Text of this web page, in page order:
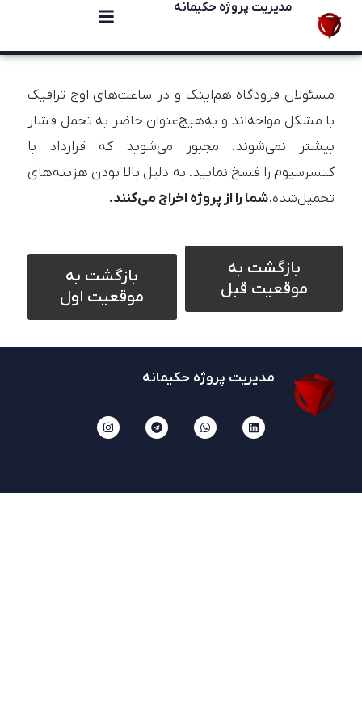
مدیریت پروژه حکیمانه
مسئولان فرودگاه هم‌اینک و در ساعت‌های اوج ترافیک
با مشکل مواجه‌اند و به‌هیچ‌عنوان حاضر به تحمل فشار
بیشتر نمی‌شوند. مجبور می‌شوید که قرارداد با
کنسرسیوم را فسخ نمایید. به دلیل بالا بودن هزینه‌های
تحمیل‌شده،شما را از پروژه اخراج می‌کنند.
بازگشت به
موقعیت قبل
بازگشت به
موقعیت اول
مدیریت پروژه حکیمانه